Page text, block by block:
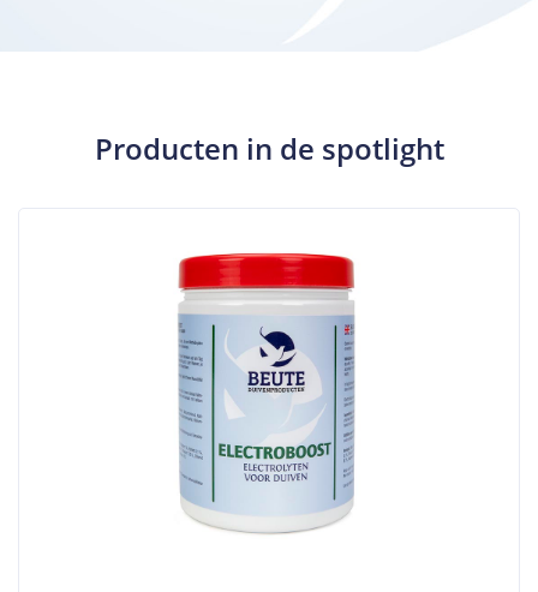
Producten in de spotlight